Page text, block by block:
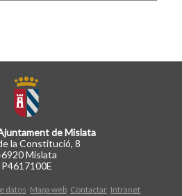
de Mislata
la Constitució, 8
Mislata
P4617100E
datos Mapa web Contactar Intranet